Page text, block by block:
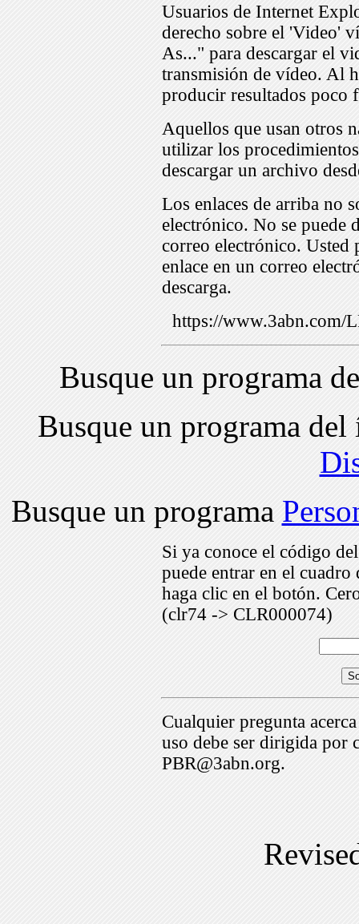
Usuarios de Internet
derecho sobre el 'Video'
As..." para descargar el
transmisión de vídeo. Al
producir resultados poco
Aquellos que usan otros
utilizar los
descargar un archivo
Los enlaces de arriba no
electrónico. No se puede
correo electrónico. Usted
enlace en un correo
descarga.
https://www.3abn.com/
Busque un programa
Busque un programa
Busque un programa
Si ya conoce el código
puede entrar en el
haga clic en el botón.
(clr74 -> CLR000074)
Cualquier pregunta
uso debe ser dirigida por
PBR@3abn.org.